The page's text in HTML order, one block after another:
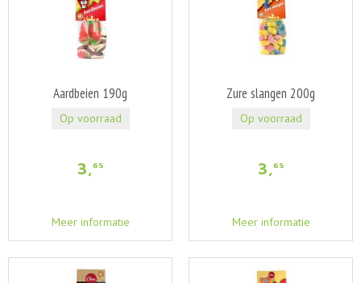
Aardbeien 190g
3,65
Meer informatie
Op voorraad
Zure slangen 200g
3,65
Meer informatie
Op voorraad